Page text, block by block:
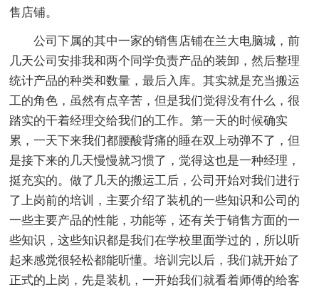
售店铺。
公司下属的其中一家的销售店铺在兰大电脑城，前
几天公司安排我和两个同学负责产品的装卸，然后整理
统计产品的种类和数量，最后入库。其实就是充当搬运
工的角色，虽然有点辛苦，但是我们觉得没有什么，很
踏实的干着经理交给我们的工作。第一天的时候确实
累，一天下来我们都腰酸背痛的睡在双上动弹不了，但
是接下来的几天慢慢就习惯了，觉得这也是一种经理，
挺充实的。做了几天的搬运工后，公司开始对我们进行
了上岗前的培训，主要介绍了装机的一些知识和公司的
一些主要产品的性能，功能等，还有关于销售方面的一
些知识，这些知识都是我们在学校里面学过的，所以听
起来感觉很轻松都能听懂。培训完以后，我们就开始了
正式的上岗，先是装机，一开始我们就看着师傅的给客